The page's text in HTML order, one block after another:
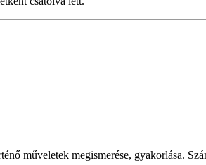
műveletek megismerése, gyakorlása.